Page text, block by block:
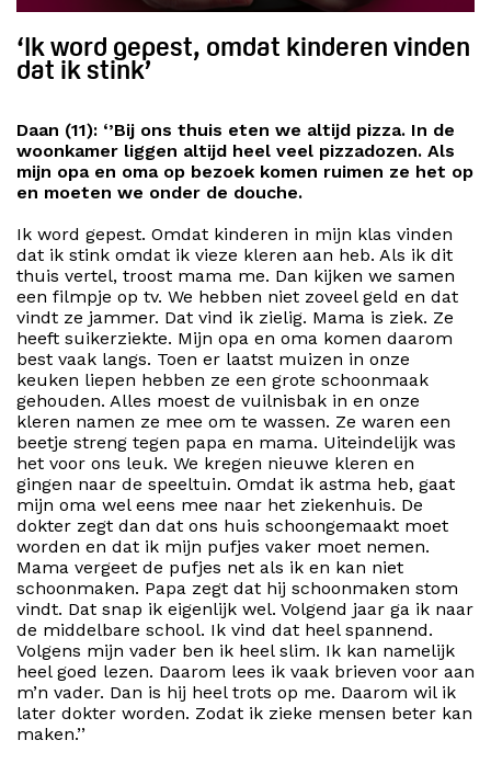
‘Ik word gepest, omdat kinderen vinden
dat ik stink’
Daan (11): ‘’Bij ons thuis eten we altijd pizza. In de
woonkamer liggen altijd heel veel pizzadozen. Als
mijn opa en oma op bezoek komen ruimen ze het op
en moeten we onder de douche.
Ik word gepest. Omdat kinderen in mijn klas vinden
dat ik stink omdat ik vieze kleren aan heb. Als ik dit
thuis vertel, troost mama me. Dan kijken we samen
een filmpje op tv. We hebben niet zoveel geld en dat
vindt ze jammer. Dat vind ik zielig. Mama is ziek. Ze
heeft suikerziekte. Mijn opa en oma komen daarom
best vaak langs. Toen er laatst muizen in onze
keuken liepen hebben ze een grote schoonmaak
gehouden. Alles moest de vuilnisbak in en onze
kleren namen ze mee om te wassen. Ze waren een
beetje streng tegen papa en mama. Uiteindelijk was
het voor ons leuk. We kregen nieuwe kleren en
gingen naar de speeltuin. Omdat ik astma heb, gaat
mijn oma wel eens mee naar het ziekenhuis. De
dokter zegt dan dat ons huis schoongemaakt moet
worden en dat ik mijn pufjes vaker moet nemen.
Mama vergeet de pufjes net als ik en kan niet
schoonmaken. Papa zegt dat hij schoonmaken stom
vindt. Dat snap ik eigenlijk wel. Volgend jaar ga ik naar
de middelbare school. Ik vind dat heel spannend.
Volgens mijn vader ben ik heel slim. Ik kan namelijk
heel goed lezen. Daarom lees ik vaak brieven voor aan
m’n vader. Dan is hij heel trots op me. Daarom wil ik
later dokter worden. Zodat ik zieke mensen beter kan
maken.’’